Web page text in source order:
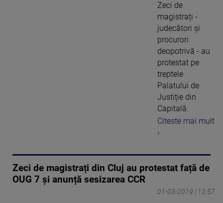
Zeci de
magistrați -
judecători și
procurori
deopotrivă - au
protestat pe
treptele
Palatului de
Justiție din
Capitală.
Citeste mai mult
›
Zeci de magistrați din Cluj au protestat față de
OUG 7 și anunță sesizarea CCR
01-03-2019 | 12:57